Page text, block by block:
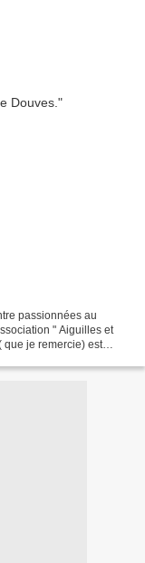
passionnées au
" Aiguilles et
que je remercie) est